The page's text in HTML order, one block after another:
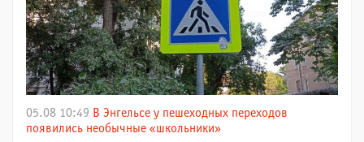
05.08 10:49 В Энгельсе у пешеходных переходов
появились необычные «школьники»